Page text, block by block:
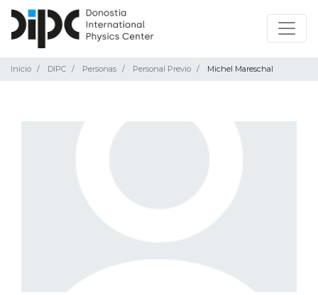
Inicio DIPC Personas Personal Previo Michel Mareschal